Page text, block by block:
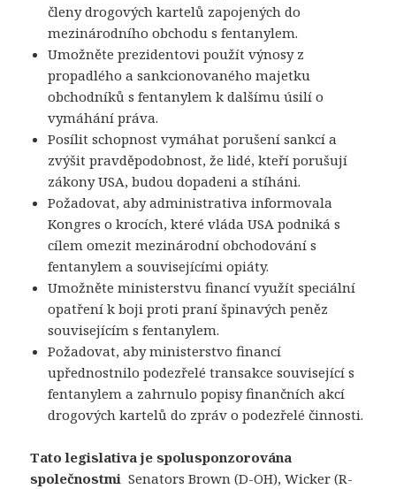
členy drogových kartelů zapojených do
mezinárodního obchodu s fentanylem.
Umožněte prezidentovi použít výnosy z
propadlého a sankcionovaného majetku
obchodníků s fentanylem k dalšímu úsilí o
vymáhání práva.
Posílit schopnost vymáhat porušení sankcí a
zvýšit pravděpodobnost, že lidé, kteří porušují
zákony USA, budou dopadeni a stíháni.
Požadovat, aby administrativa informovala
Kongres o krocích, které vláda USA podniká s
cílem omezit mezinárodní obchodování s
fentanylem a souvisejícími opiáty.
Umožněte ministerstvu financí využít speciální
opatření k boji proti praní špinavých peněz
souvisejícím s fentanylem.
Požadovat, aby ministerstvo financí
upřednostnilo podezřelé transakce související s
fentanylem a zahrnulo popisy finančních akcí
drogových kartelů do zpráv o podezřelé činnosti.
Tato legislativa je spolusponzorována
společnostmi Senators Brown (D-OH), Wicker (R-